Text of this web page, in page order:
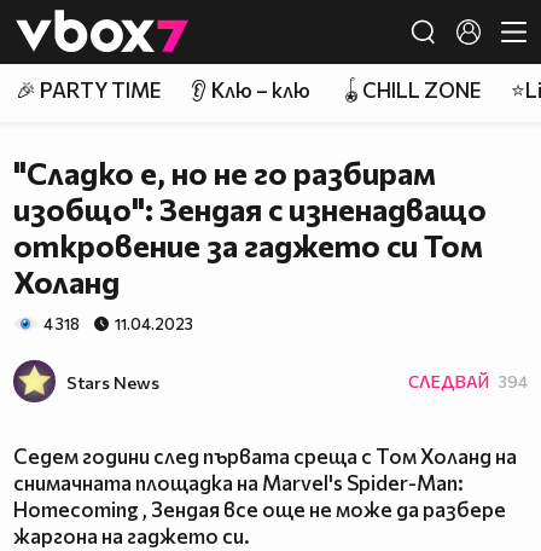
👾
🎉 PARTY TIME 👂 Клю – клю 🪀CHILL ZONE
"Сладко е, но не го разбирам
изобщо": Зендая с изненадващо
откровение за гаджето си Том
Холанд
4 318 11.04.2023
Stars News СЛЕДВАЙ 394
Седем години след първата среща с Том Холанд на
снимачната площадка на Marvel's Spider-Man:
Homecoming , Зендая все още не може да разбере
жаргона на гаджето си.